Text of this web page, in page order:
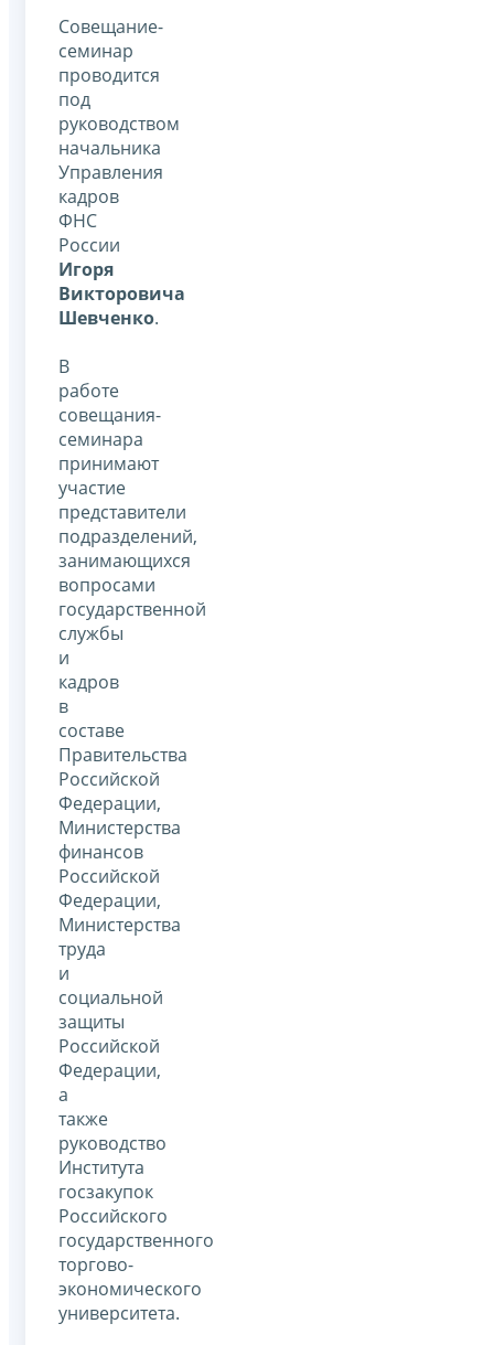
Совещание-
семинар
проводится
под
руководством
начальника
Управления
кадров
ФНС
России
Игоря
Викторовича
Шевченко.
В
работе
совещания-
семинара
принимают
участие
представители
подразделений,
занимающихся
вопросами
государственной
службы
и
кадров
в
составе
Правительства
Российской
Федерации,
Министерства
финансов
Российской
Федерации,
Министерства
труда
и
социальной
защиты
Российской
Федерации,
а
также
руководство
Института
госзакупок
Российского
государственного
торгово-
экономического
университета.